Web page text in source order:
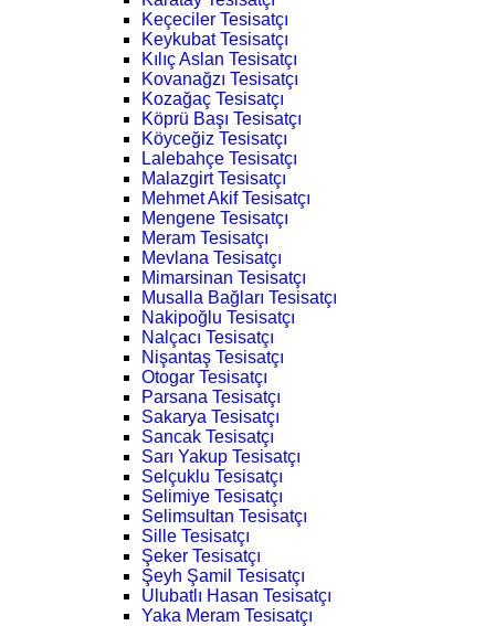
Keçeciler Tesisatçı
Keykubat Tesisatçı
Kılıç Aslan Tesisatçı
Kovanağzı Tesisatçı
Kozağaç Tesisatçı
Köprü Başı Tesisatçı
Köyceğiz Tesisatçı
Lalebahçe Tesisatçı
Malazgirt Tesisatçı
Mehmet Akif Tesisatçı
Mengene Tesisatçı
Meram Tesisatçı
Mevlana Tesisatçı
Mimarsinan Tesisatçı
Musalla Bağları Tesisatçı
Nakipoğlu Tesisatçı
Nalçacı Tesisatçı
Nişantaş Tesisatçı
Otogar Tesisatçı
Parsana Tesisatçı
Sakarya Tesisatçı
Sancak Tesisatçı
Sarı Yakup Tesisatçı
Selçuklu Tesisatçı
Selimiye Tesisatçı
Selimsultan Tesisatçı
Sille Tesisatçı
Şeker Tesisatçı
Şeyh Şamil Tesisatçı
Ulubatlı Hasan Tesisatçı
Yaka Meram Tesisatçı